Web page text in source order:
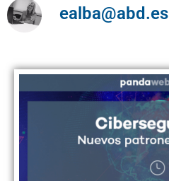
ealba@abd.es